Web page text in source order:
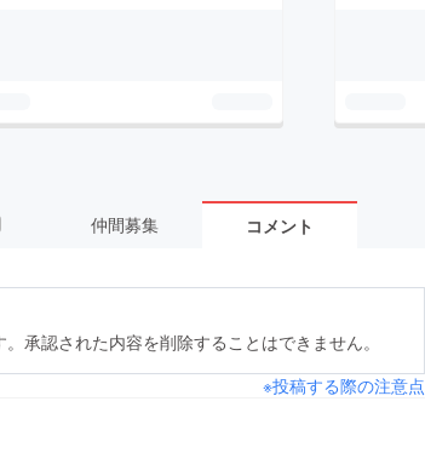
仲間募集 コメント
承認された内容を削除することはできません。
※投稿する際の注意点